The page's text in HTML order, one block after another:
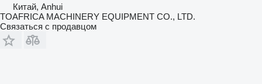
Китай, Anhui
TOAFRICA MACHINERY EQUIPMENT CO., LTD.
Связаться с продавцом